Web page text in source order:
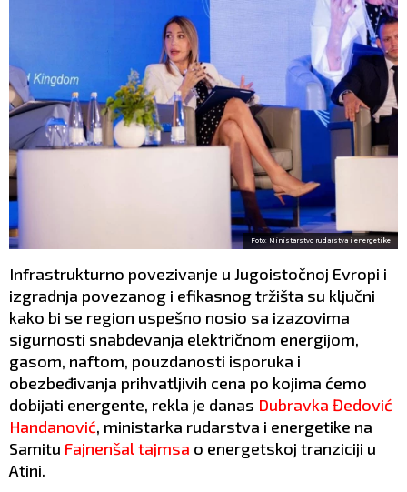
Foto: Ministarstvo rudarstva i energetike
Infrastrukturno povezivanje u Jugoistočnoj Evropi i
izgradnja povezanog i efikasnog tržišta su ključni
kako bi se region uspešno nosio sa izazovima
sigurnosti snabdevanja električnom energijom,
gasom, naftom, pouzdanosti isporuka i
obezbeđivanja prihvatljivih cena po kojima ćemo
dobijati energente, rekla je danas Dubravka Đedović
Handanović, ministarka rudarstva i energetike na
Samitu Fajnenšal tajmsa o energetskoj tranziciji u
Atini.